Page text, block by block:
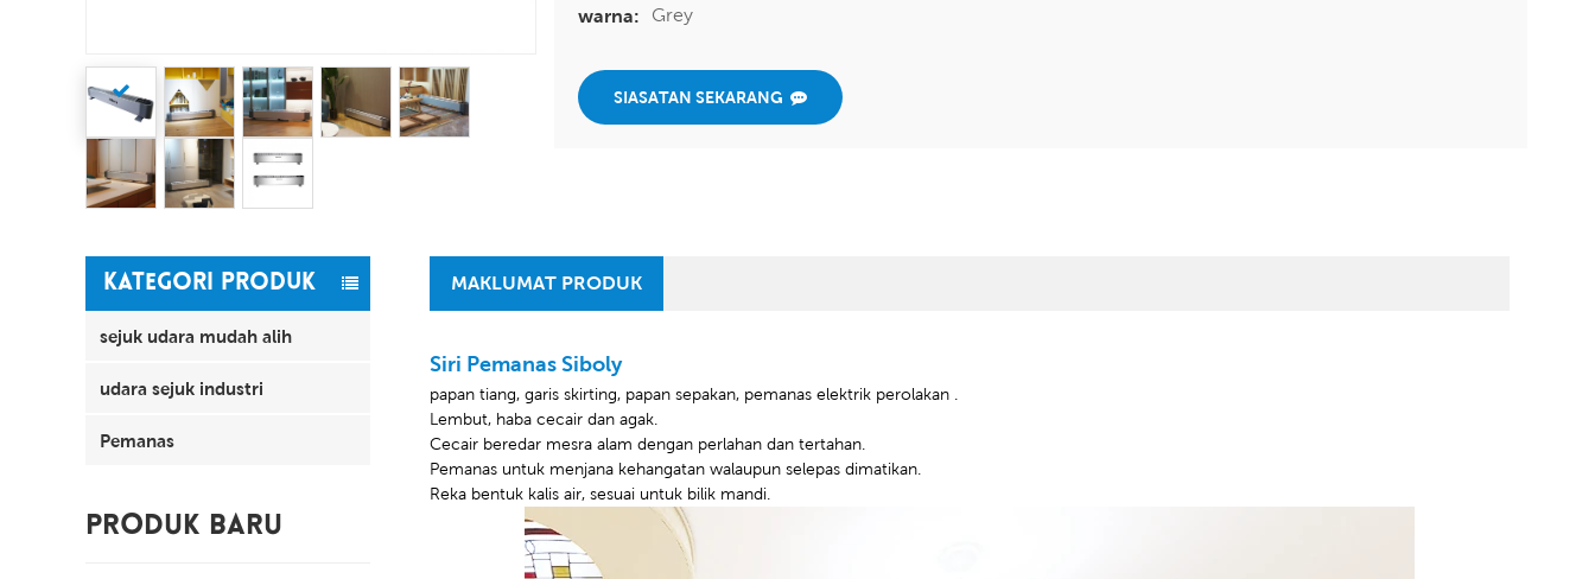
warna:
Grey
SIASATAN SEKARANG
KATEGORI PRODUK
sejuk udara mudah alih
udara sejuk industri
Pemanas
PRODUK BARU
MAKLUMAT PRODUK
Siri Pemanas Siboly
papan tiang, garis skirting, papan sepakan, pemanas elektrik perolakan
Lembut, haba cecair dan agak.
Cecair beredar mesra alam dengan perlahan dan tertahan.
Pemanas untuk menjana kehangatan walaupun selepas dimatikan.
Reka bentuk kalis air, sesuai untuk bilik mandi.